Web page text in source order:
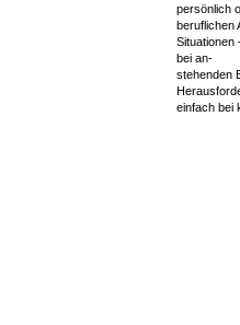
persönlich
beruflichen
Situationen
bei an-
stehenden
einfach bei